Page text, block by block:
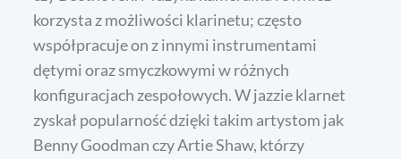
korzysta z możliwości klarinetu; często
współpracuje on z innymi instrumentami
dętymi oraz smyczkowymi w różnych
konfiguracjach zespołowych. W jazzie klarnet
zyskał popularność dzięki takim artystom jak
Benny Goodman czy Artie Shaw, którzy